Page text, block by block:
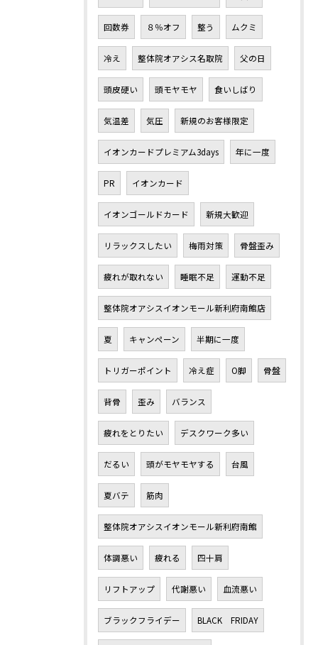
回数券 ８％オフ 整う ムクミ
冷え 整体院オアシス名取院 父の日
頭皮硬い 頭モヤモヤ 食いしばり
気温差 気圧 新規のお客様限定
イオンカードプレミアム3days 年に一度
PR イオンカード
イオンゴールドカード 新規大歓迎
リラックスしたい 梅雨対策 骨盤歪み
疲れが取れない 睡眠不足 運動不足
整体院オアシスイオンモール新利府南館店
夏 キャンペーン 半期に一度
トリガーポイント 冷え症 O脚 骨盤
背骨 歪み バランス
疲れをとりたい デスクワーク多い
だるい 頭がモヤモヤする 台風
夏バテ 筋肉
整体院オアシスイオンモール新利府南館
体調悪い 疲れる 四十肩
リフトアップ 代謝悪い 血流悪い
ブラックフライデー BLACK FRIDAY